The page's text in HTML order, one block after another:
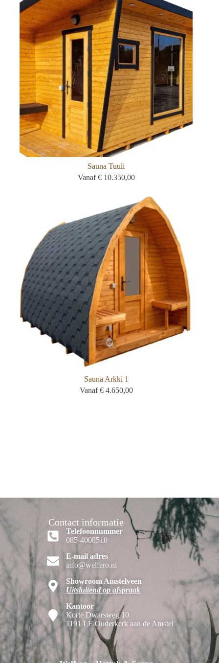
Sauna Tuuli
Vanaf €10.350,00
Sauna Arkki 1
Vanaf €4.650,00
Contact informatie
Telefoonnummer
085-4008510
E-mail adres
info@welfero.nl
Showroom Amstelveen
Uitsluitend op afspraak
Kantoor
Korte Dwarsweg 10
1191 LE Ouderkerk aan de Amstel